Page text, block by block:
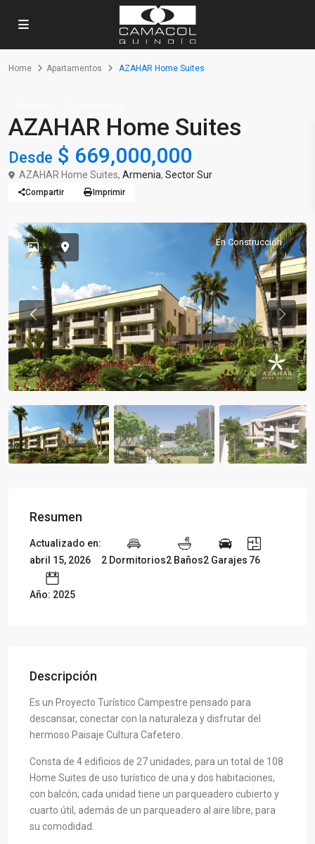
Home Apartamentos AZAHAR Home Suites
AZAHAR Home Suites
Desde $ 669,000,000
AZAHAR Home Suites, Armenia, Sector Sur
Compartir Imprimir
En Construcción
Previous
Resumen
Actualizado en:
abril 15, 2026
2 Dormitorios2 Baños2 Garajes 76
Año: 2025
Descripción
Es un Proyecto Turístico Campestre pensado para
descansar, conectar con la naturaleza y disfrutar del
hermoso Paisaje Cultura Cafetero.
Consta de 4 edificios de 27 unidades, para un total de 108
Home Suites de uso turístico de una y dos habitaciones,
con balcón; cada unidad tiene un parqueadero cubierto y
cuarto útil, además de un parqueadero al aire libre, para
su comodidad.